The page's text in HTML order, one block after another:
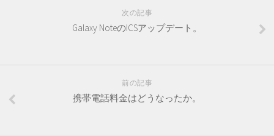
次の記事
Galaxy NoteのICSアップデート。
前の記事
携帯電話料金はどうなったか。